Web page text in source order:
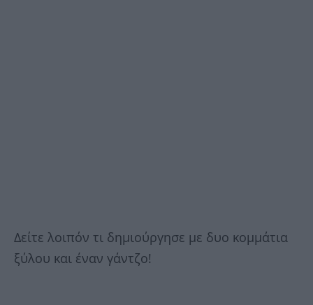
Δείτε λοιπόν τι δημιούργησε με δυο κομμάτια
ξύλου και έναν γάντζο!